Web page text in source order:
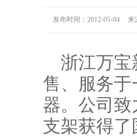
发布时间：2012-05-04
浙江万宝
售、服务于
器。公司
支架获得